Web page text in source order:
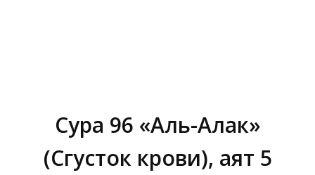
Сура 96 «Аль-Алак»
(Сгусток крови), аят 5